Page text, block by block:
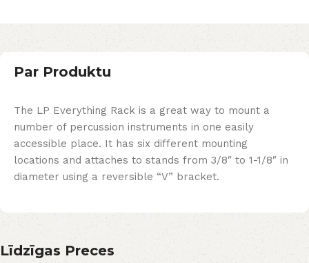
Par Produktu
The LP Everything Rack is a great way to mount a
number of percussion instruments in one easily
accessible place. It has six different mounting
locations and attaches to stands from 3/8″ to 1-1/8″ in
diameter using a reversible “V” bracket.
Līdzīgas Preces